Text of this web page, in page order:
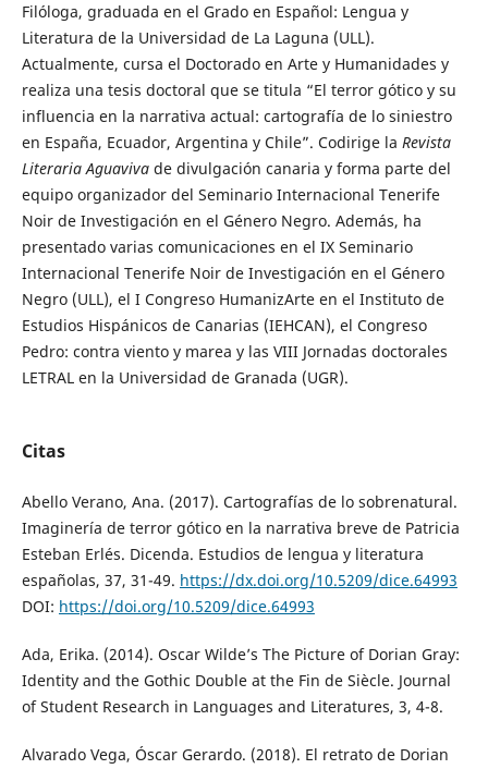
Filóloga, graduada en el Grado en Español: Lengua y
Literatura de la Universidad de La Laguna (ULL).
Actualmente, cursa el Doctorado en Arte y Humanidades y
realiza una tesis doctoral que se titula “El terror gótico y su
influencia en la narrativa actual: cartografía de lo siniestro
en España, Ecuador, Argentina y Chile”. Codirige la Revista
Literaria Aguavivade divulgación canaria y forma parte del
equipo organizador del Seminario Internacional Tenerife
Noir de Investigación en el Género Negro. Además, ha
presentado varias comunicaciones en el IX Seminario
Internacional Tenerife Noir de Investigación en el Género
Negro (ULL), el I Congreso HumanizArte en el Instituto de
Estudios Hispánicos de Canarias (IEHCAN), el Congreso
Pedro: contra viento y marea y las VIII Jornadas doctorales
LETRAL en la Universidad de Granada (UGR).
Citas
Abello Verano, Ana. (2017). Cartografías de lo sobrenatural.
Imaginería de terror gótico en la narrativa breve de Patricia
Esteban Erlés. Dicenda. Estudios de lengua y literatura
españolas, 37, 31-49. https://dx.doi.org/10.5209/dice.64993
DOI: https://doi.org/10.5209/dice.64993
Ada, Erika. (2014). Oscar Wilde’s The Picture of Dorian Gray:
Identity and the Gothic Double at the Fin de Siècle. Journal
of Student Research in Languages and Literatures, 3, 4-8.
Alvarado Vega, Óscar Gerardo. (2018). El retrato de Dorian